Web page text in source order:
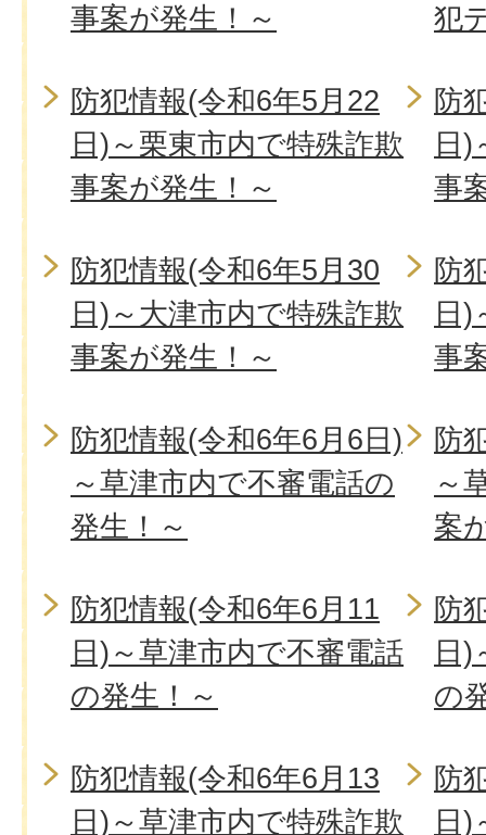
事案が発生！～
犯
防犯情報(令和6年5月22
日)～栗東市内で特殊詐欺
事案が発生！～
防
日)
事
防犯情報(令和6年5月30
日)～大津市内で特殊詐欺
事案が発生！～
防
日)
事
防犯情報(令和6年6月6日)
～草津市内で不審電話の
発生！～
防
～
案
防犯情報(令和6年6月11
日)～草津市内で不審電話
の発生！～
防
日)
の
防犯情報(令和6年6月13
日)～草津市内で特殊詐欺
防
日)